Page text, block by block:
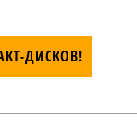
ДИСКОВ!